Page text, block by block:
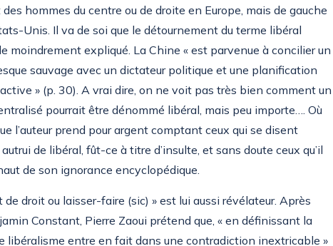
hommes du centre ou de droite en Europe, mais de gauche
Unis. Il va de soi que le détournement du terme libéral
moindrement expliqué. La Chine « est parvenue à concilier un
sauvage avec un dictateur politique et une planification
» (p. 30). A vrai dire, on ne voit pas très bien comment un
pourrait être dénommé libéral, mais peu importe…. Où
l’auteur prend pour argent comptant ceux qui se disent
de libéral, fût-ce à titre d’insulte, et sans doute ceux qu’il
de son ignorance encyclopédique.
droit ou laisser-faire (sic) » est lui aussi révélateur. Après
Constant, Pierre Zaoui prétend que, « en définissant la
libéralisme entre en fait dans une contradiction inextricable »